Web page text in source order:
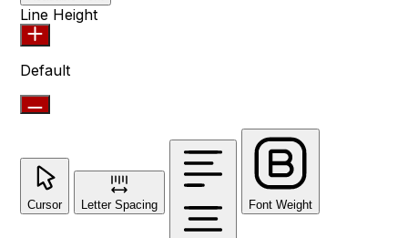
Line Height
Default
Cursor Letter Spacing Font Weight